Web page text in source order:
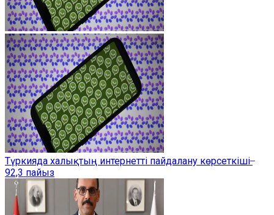
Түркияда халықтың интернетті пайдалану көрсеткіші ̶
92,3 пайыз